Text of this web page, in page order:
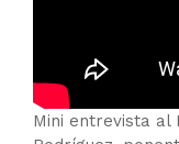
Mini entrevista al